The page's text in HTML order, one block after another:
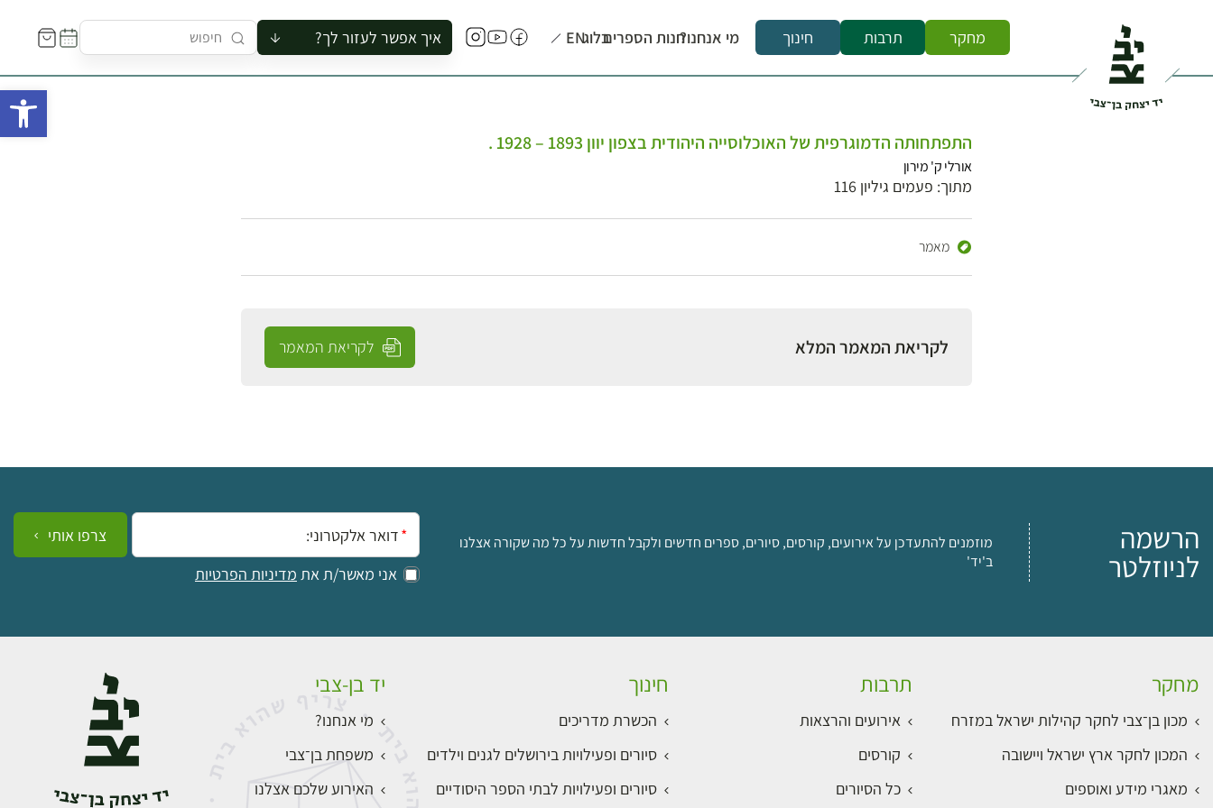
מחקר תרבות חינוך מי אנחנו?חנות הספריםבלוגEN איך אפשר לעזור לך?
להזמין סיור לקבוצה
התפתחותה הדמוגרפית של האוכלוסייה היהודית בצפון יוון 1893 – 1928 .
אורלי ק' מירון
מתוך: פעמים גיליון 116
מאמר
לקריאת המאמר המלא לקריאת המאמר
הרשמה
לניוזלטר
מוזמנים להתעדכן על אירועים, קורסים, סיורים, ספרים חדשים ולקבל חדשות על כל מה שקורה אצלנו
ב'יד'
אימייל:
אני מאשר/ת את מדיניות הפרטיות
צרפו אותי
מחקר
מכון בן־צבי לחקר קהילות ישראל במזרח
המכון לחקר ארץ ישראל ויישובה
מאגרי מידע ואוספים
תרבות
אירועים והרצאות
קורסים
כל הסיורים
חינוך
הכשרת מדריכים
סיורים ופעילויות בירושלים לגנים וילדים
סיורים ופעילויות לבתי הספר היסודיים
יד בן-צבי
מי אנחנו?
משפחת בן־צבי
האירוע שלכם אצלנו